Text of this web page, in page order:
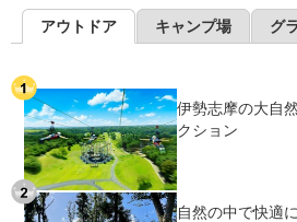
アウトドア キャンプ場 グ
伊勢志摩の大自
クション
自然の中で快適